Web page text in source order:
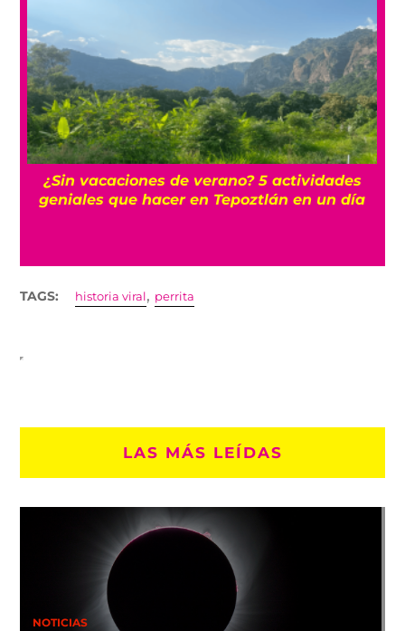
¿Sin vacaciones de verano? 5 actividades
geniales que hacer en Tepoztlán en un día
TAGS: historia viral, perrita
LAS MÁS LEÍDAS
NOTICIAS